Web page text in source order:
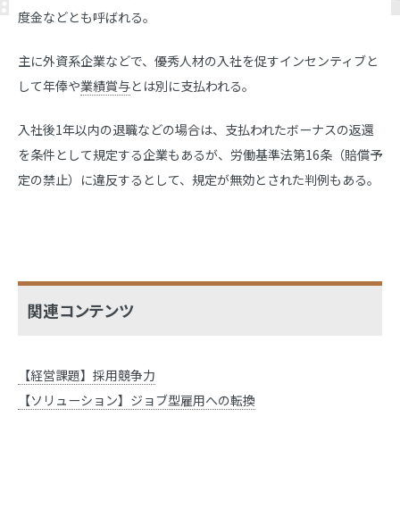
度金などとも呼ばれる。
主に外資系企業などで、優秀人材の入社を促すインセンティブと
して年俸や業績賞与とは別に支払われる。
入社後1年以内の退職などの場合は、支払われたボーナスの返還
を条件として規定する企業もあるが、労働基準法第16条（賠償予
定の禁止）に違反するとして、規定が無効とされた判例もある。
関連コンテンツ
【経営課題】採用競争力
【ソリューション】ジョブ型雇用への転換